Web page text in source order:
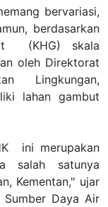
bervariasi,
berdasarkan
(KHG) skala
oleh Direktorat
Lingkungan,
lahan gambut
ini merupakan
salah satunya
Kementan," ujar
Sumber Daya Air